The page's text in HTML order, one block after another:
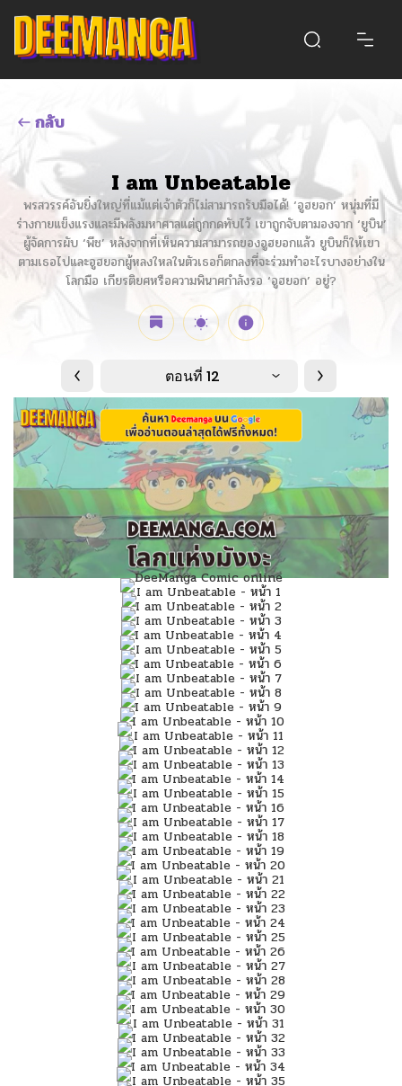
กลับ
I am Unbeatable
พรสวรรค์อันยิ่งใหญ่ที่แม้แต่เจ้าตัวก็ไม่สามารถรับมือได้! ‘อูฮยอก’ หนุ่มที่มี
ร่างกายแข็งแรงและมีพลังมหาศาลแต่ถูกกดทับไว้ เขาถูกจับตามองจาก ‘ยูบิน’
ผู้จัดการผับ ‘พีช’ หลังจากที่เห็นความสามารถของอูฮยอกแล้ว ยูบินก็ให้เขา
ตามเธอไปและอูฮยอกผู้หลงใหลในตัวเธอก็ตกลงที่จะร่วมทำอะไรบางอย่างใน
โลกมือ เกียรติยศหรือความพินาศกำลังรอ ‘อูฮยอก’ อยู่?
ตอนที่ 12